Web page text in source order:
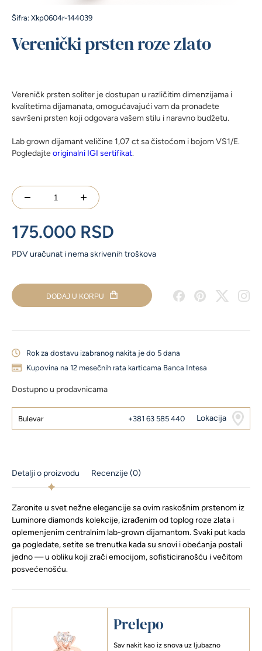
Šifra: Xkp0604r-144039
Verenički prsten roze zlato
Vereničk prsten soliter je dostupan u različitim dimenzijama i
kvalitetima dijamanata, omogućavajući vam da pronađete
savršeni prsten koji odgovara vašem stilu i naravno budžetu.
Lab grown dijamant veličine 1,07 ct sa čistoćom i bojom VS1/E.
Pogledajteoriginalni IGI sertifikat.
Verenički
roze
zlato
PDV uračunat i nema skrivenih troškova
DODAJ U KORPU
Rok za dostavu izabranog nakita je do 5 dana
Kupovina na 12 mesečnih rata karticama Banca Intesa
Dostupno u prodavnicama
Bulevar +381 63 585 440 Lokacija
175.000 RSD
Detalji o proizvodu Recenzije (0)
Zaronite u svet nežne elegancije sa ovim raskošnim prstenom iz
Luminore diamonds kolekcije, izrađenim od toplog roze zlata i
oplemenjenim centralnim lab-grown dijamantom. Svaki put kada
ga pogledate, setite se trenutka kada su snovi i obećanja postali
jedno — u obliku koji zrači emocijom, sofisticiranošću i večitom
posvećenošću.
Prelepo
Sav nakit kao iz snova uz ljubazno